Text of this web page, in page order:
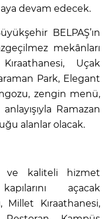
devam edecek.
BELPAŞ’ın
mekânları
Uçak
Park, Elegant
zengin menü,
Ramazan
alanlar olacak.
ve kaliteli hizmet
açacak
Millet Kıraathanesi,